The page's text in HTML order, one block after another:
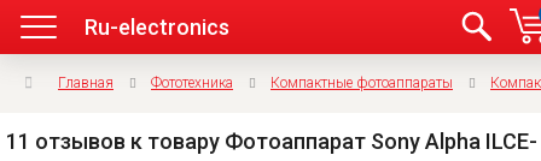
Ru-electronics
Главная Фототехника Компактные фотоаппараты
11 отзывов к товару Фотоаппарат Sony Alpha ILCE-